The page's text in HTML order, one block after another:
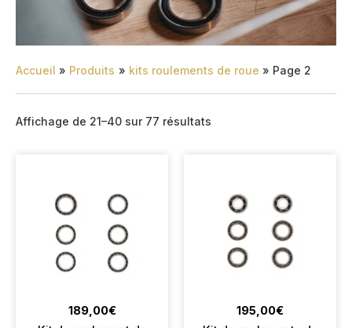
Accueil Produits kits roulements de roue Page 2
Affichage de 21–40 sur 77 résultats
189,00€
195,00€